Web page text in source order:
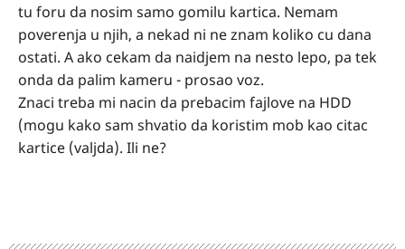
tu foru da nosim samo gomilu kartica. Nemam
poverenja u njih, a nekad ni ne znam koliko cu dana
ostati. A ako cekam da naidjem na nesto lepo, pa tek
onda da palim kameru - prosao voz.
Znaci treba mi nacin da prebacim fajlove na HDD
(mogu kako sam shvatio da koristim mob kao citac
kartice (valjda). Ili ne?